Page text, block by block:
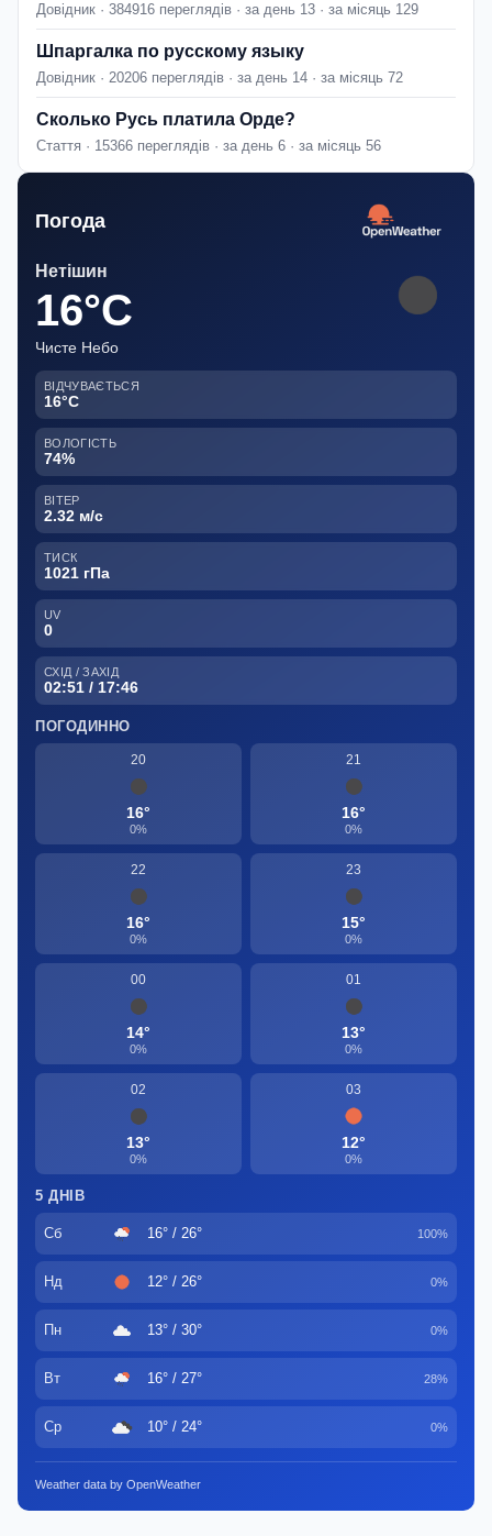
Довідник · 384916 переглядів · за день 13 · за місяць 129
Шпаргалка по русскому языку
Довідник · 20206 переглядів · за день 14 · за місяць 72
Сколько Русь платила Орде?
Стаття · 15366 переглядів · за день 6 · за місяць 56
Погода
Нетішин
16°C
Чисте Небо
ВІДЧУВАЄТЬСЯ
16°C
ВОЛОГІСТЬ
74%
ВІТЕР
2.32 м/с
ТИСК
1021 гПа
UV
0
СХІД / ЗАХІД
02:51 / 17:46
ПОГОДИННО
20
16°
0%
21
16°
0%
22
16°
0%
23
15°
0%
00
14°
0%
01
13°
0%
02
13°
0%
03
12°
0%
5 ДНІВ
Сб 16° / 26° 100%
Нд 12° / 26° 0%
Пн 13° / 30° 0%
Вт 16° / 27° 28%
Ср 10° / 24° 0%
Weather data by OpenWeather